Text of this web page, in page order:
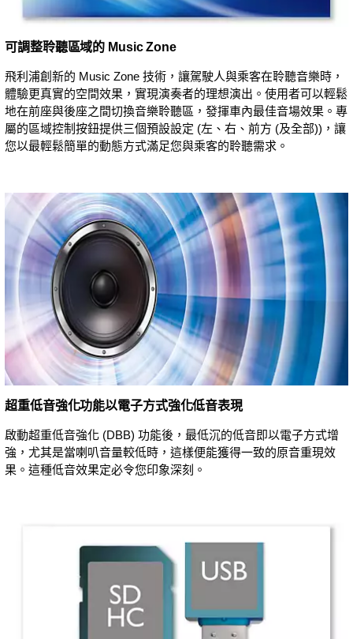
可調整聆聽區域的 Music Zone
飛利浦創新的 Music Zone 技術，讓駕駛人與乘客在聆聽音樂時，
體驗更真實的空間效果，實現演奏者的理想演出。使用者可以輕鬆
地在前座與後座之間切換音樂聆聽區，發揮車內最佳音場效果。專
屬的區域控制按鈕提供三個預設設定 (左、右、前方 (及全部))，讓
您以最輕鬆簡單的動態方式滿足您與乘客的聆聽需求。
超重低音強化功能以電子方式強化低音表現
啟動超重低音強化 (DBB) 功能後，最低沉的低音即以電子方式增
強，尤其是當喇叭音量較低時，這樣便能獲得一致的原音重現效
果。這種低音效果定必令您印象深刻。